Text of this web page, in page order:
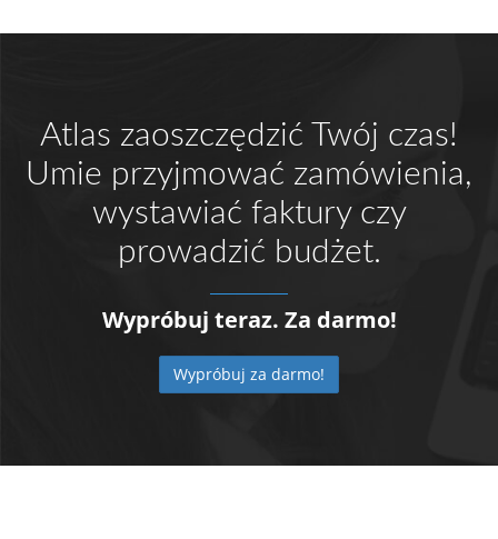
Atlas zaoszczędzić Twój czas!
Umie przyjmować zamówienia,
wystawiać faktury czy
prowadzić budżet.
Wypróbuj teraz. Za darmo!
Wypróbuj za darmo!